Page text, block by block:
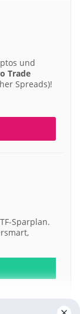
und
Trade
Spreads)!
Sparplan.